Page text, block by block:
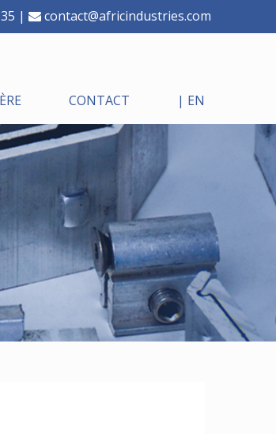
35 | contact@africindustries.com
CONTACT | EN